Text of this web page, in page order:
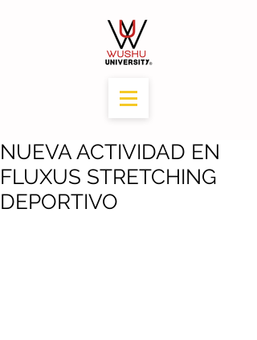
NUEVA ACTIVIDAD EN
FLUXUS STRETCHING
DEPORTIVO